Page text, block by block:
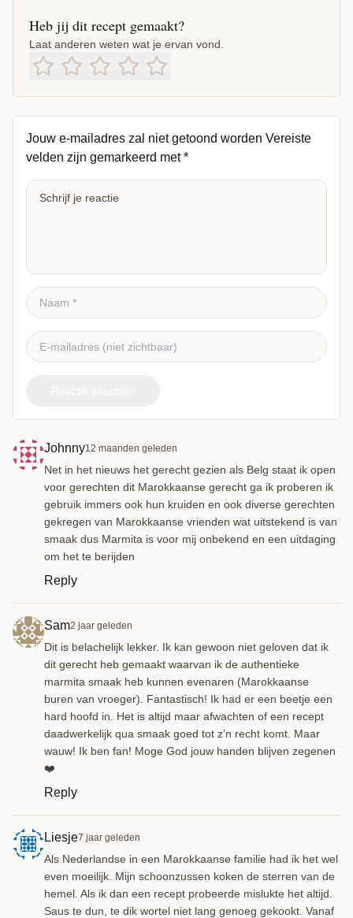
Heb jij dit recept gemaakt?
Laat anderen weten wat je ervan vond.
Jouw e-mailadres zal niet getoond worden Vereiste
velden zijn gemarkeerd met*
Johnny12 maanden geleden
Net in het nieuws het gerecht gezien als Belg staat ik open
voor gerechten dit Marokkaanse gerecht ga ik proberen ik
gebruik immers ook hun kruiden en ook diverse gerechten
gekregen van Marokkaanse vrienden wat uitstekend is van
smaak dus Marmita is voor mij onbekend en een uitdaging
om het te berijden
Reply
Sam2 jaar geleden
Dit is belachelijk lekker. Ik kan gewoon niet geloven dat ik
dit gerecht heb gemaakt waarvan ik de authentieke
marmita smaak heb kunnen evenaren (Marokkaanse
buren van vroeger). Fantastisch! Ik had er een beetje een
hard hoofd in. Het is altijd maar afwachten of een recept
daadwerkelijk qua smaak goed tot z’n recht komt. Maar
wauw! Ik ben fan! Moge God jouw handen blijven zegenen
❤️
Reply
Liesje7 jaar geleden
Als Nederlandse in een Marokkaanse familie had ik het wel
even moeilijk. Mijn schoonzussen koken de sterren van de
hemel. Als ik dan een recept probeerde mislukte het altijd.
Saus te dun, te dik wortel niet lang genoeg gekookt. Vanaf